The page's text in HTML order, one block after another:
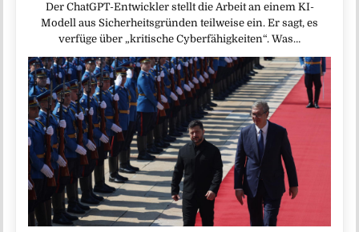
Der ChatGPT-Entwickler stellt die Arbeit an einem KI-
Modell aus Sicherheitsgründen teilweise ein. Er sagt, es
verfüge über „kritische Cyberfähigkeiten“. Was…